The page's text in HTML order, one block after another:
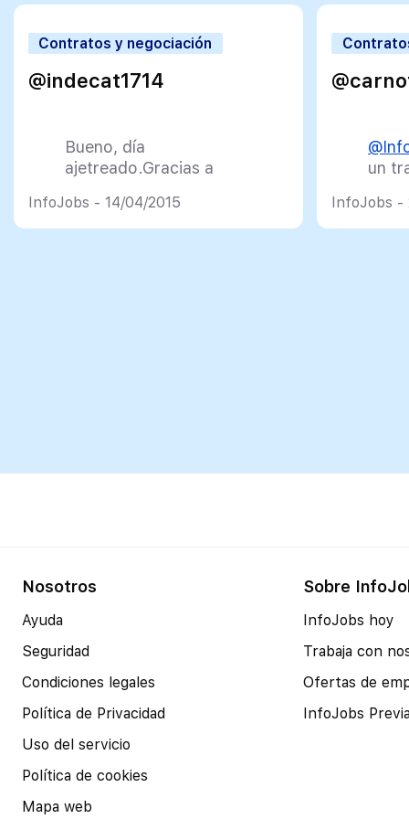
Contratos y negociación
@indecat1714
Bueno, día
ajetreado.Gracias a
realizado una entrevista
de trabajo.A mi parecer,
InfoJobs - 14/04/2015
un
InfoJobs -
Nosotros
Ayuda
Seguridad
Condiciones legales
Política de Privacidad
Uso del servicio
Política de cookies
Mapa web
Sobre
InfoJobs hoy
Trabaja con
Ofertas de
InfoJobs Previa